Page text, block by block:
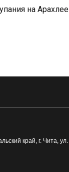
на
край, г. Чита,